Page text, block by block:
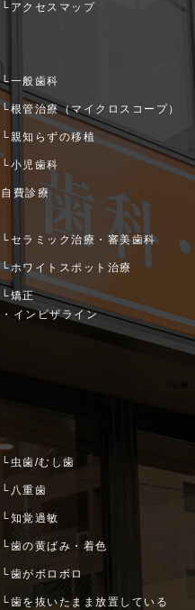
└アクセスマップ
└一般歯科
└根管治療（マイクロスコープ）
└親知らずの移植
└小児歯科
自費診療
└セラミック治療・審美歯科
└ホワイトスポット治療
└矯正
・インビザライン
└虫歯/むし歯
└八重歯
└知覚過敏
└歯の黄ばみ・着色
└歯がボロボロ
└歯を抜いたまま放置している